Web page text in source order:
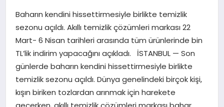
SPOR
YAŞAM
EĞITIM
Baharın kendini hissettirmesiyle birlikte temizlik
sezonu açıldı. Akıllı temizlik çözümleri markası 22
Mart- 6 Nisan tarihleri arasında tüm ürünlerinde bin
TL’lik indirim yapacağını açıkladı. İSTANBUL — Son
günlerde baharın kendini hissettirmesiyle birlikte
temizlik sezonu açıldı. Dünya genelindeki birçok kişi,
kışın biriken tozlardan arınmak için harekete